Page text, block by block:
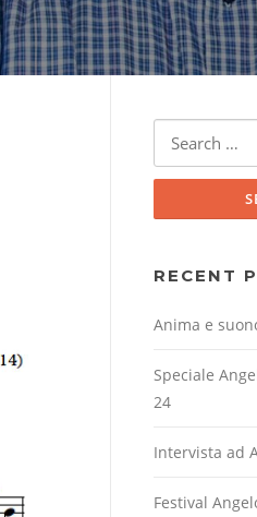
RECENT
Anima e
Speciale
24
Intervista ad
Festival